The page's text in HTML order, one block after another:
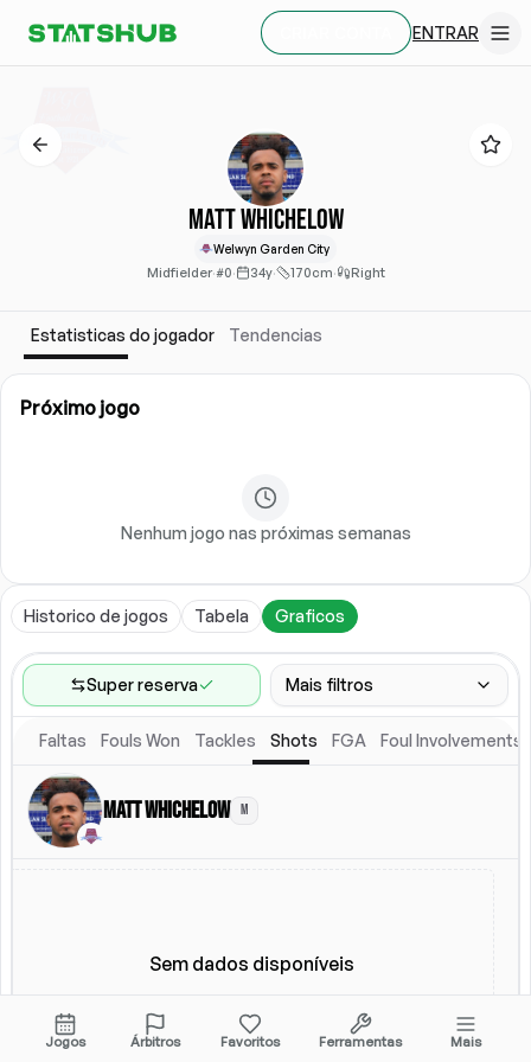
ENTRAR
Matt Whichelow
Welwyn Garden City
Midfielder·#0· 34y· 170cm· Right
Estatisticas do jogador Tendencias
Próximo jogo
Nenhum jogo nas próximas semanas
Historico de jogos Tabela Graficos
Super reserva Mais filtros
Faixa de jogos
Ultimos 60 jogos
Competicoes
Ligas(4
Faltas Fouls Won Tackles Shots FGA Foul Involvements
Matt Whichelow M
Sem dados disponíveis
Jogos Árbitros Favoritos Ferramentas Mais